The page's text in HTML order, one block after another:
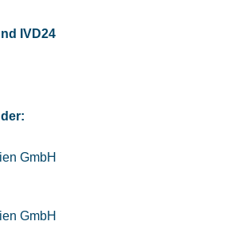
IVD24
GmbH
GmbH